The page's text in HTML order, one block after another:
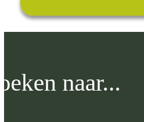
naar...